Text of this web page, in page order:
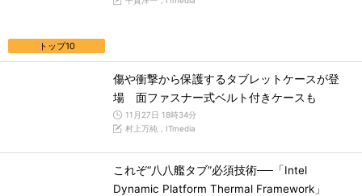
トップ10
傷や衝撃から保護するタブレットケースが登
場 面ファスナー式ベルト付きケースも
11月27日 18時34分
村上万純，ITmedia
これぞ“八八艦タブ”必須技術──「Intel
Dynamic Platform Thermal Framework」